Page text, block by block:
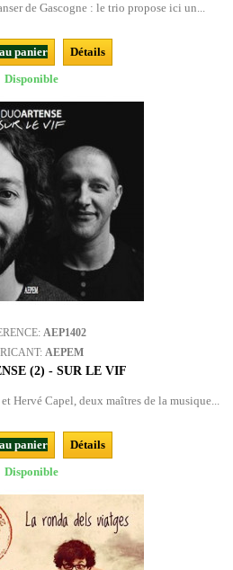
de Gascogne : le trio propose ici un...
panier
Détails
Disponible
AEP1402
AEPEM
(2) - SUR LE VIF
Hervé Capel, deux maîtres de la musique...
panier
Détails
Disponible